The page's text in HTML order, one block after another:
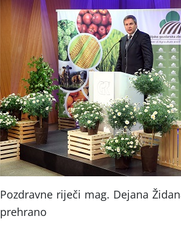
Pozdravne riječi mag. Dejana
prehrano